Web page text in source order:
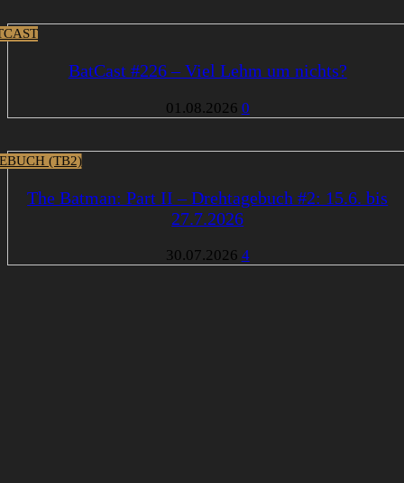
BatCast #226 – Viel Lehm um nichts?
01.08.2026 0
(TB2)
The Batman: Part II – Drehtagebuch #2: 15.6. bis
27.7.2026
30.07.2026 4